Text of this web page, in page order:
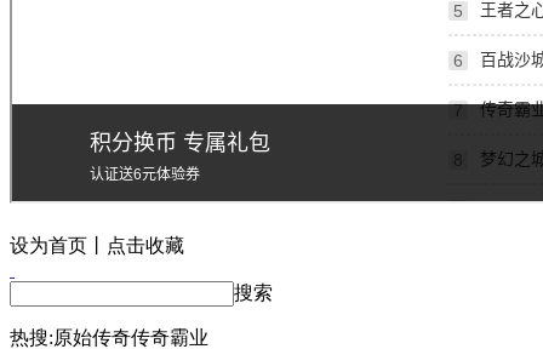
设为首页丨点击收藏
搜索
热搜:原始传奇传奇霸业